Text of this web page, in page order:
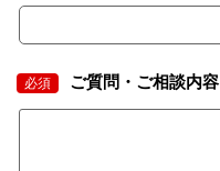
必須 ご質問・ご相談内容